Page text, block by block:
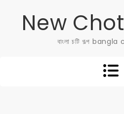
New
বাংলা চটি গল্প